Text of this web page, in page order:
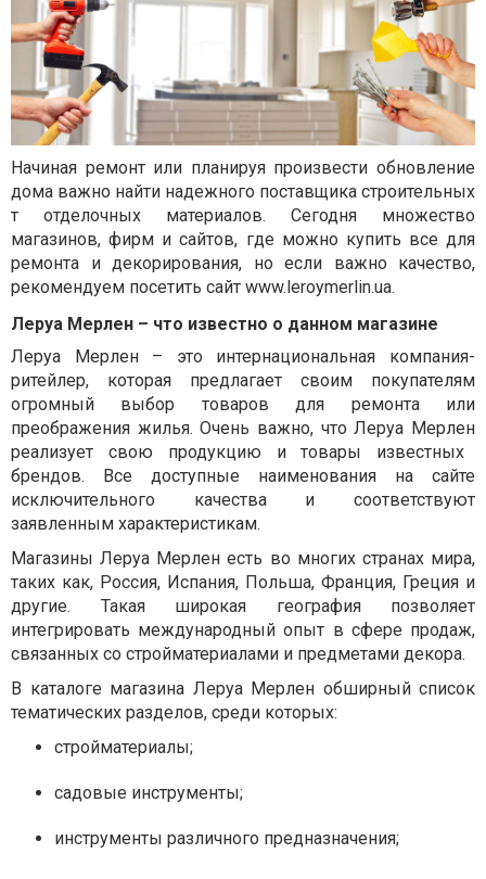
Начиная ремонт или планируя произвести обновление
дома важно найти надежного поставщика строительных
т отделочных материалов. Сегодня множество
магазинов, фирм и сайтов, где можно купить все для
ремонта и декорирования, но если важно качество,
рекомендуем посетить сайт www.leroymerlin.ua.
Леруа Мерлен – что известно о данном магазине
Леруа Мерлен – это интернациональная компания-
ритейлер, которая предлагает своим покупателям
огромный выбор товаров для ремонта или
преображения жилья. Очень важно, чтоЛеруа Мерлен
реализует свою продукцию и товары известных
брендов. Все доступные наименования на сайте
исключительного качества и соответствуют
заявленным характеристикам.
Магазины Леруа Мерлен есть во многих странах мира,
таких как, Россия, Испания, Польша, Франция, Греция и
другие. Такая широкая география позволяет
интегрировать международный опыт в сфере продаж,
связанных со стройматериалами и предметами декора.
В каталоге магазина Леруа Мерлен обширный список
тематических разделов, среди которых:
стройматериалы;
садовые инструменты;
инструменты различного предназначения;